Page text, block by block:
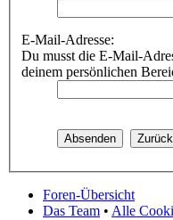
E-Mail-Adresse:
Du musst die E-Mail-
deinem persönlichen
Foren-Übersicht
Das Team • Alle